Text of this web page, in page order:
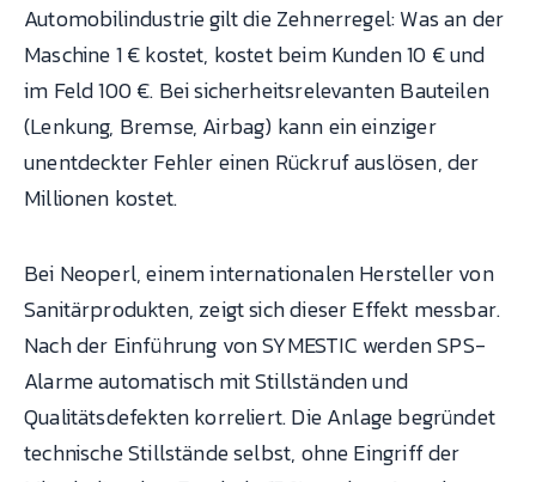
Automobilindustrie gilt die Zehnerregel: Was an der
Maschine 1 € kostet, kostet beim Kunden 10 € und
im Feld 100 €. Bei sicherheitsrelevanten Bauteilen
(Lenkung, Bremse, Airbag) kann ein einziger
unentdeckter Fehler einen Rückruf auslösen, der
Millionen kostet.
Bei Neoperl, einem internationalen Hersteller von
Sanitärprodukten, zeigt sich dieser Effekt messbar.
Nach der Einführung von SYMESTIC werden SPS-
Alarme automatisch mit Stillständen und
Qualitätsdefekten korreliert. Die Anlage begründet
technische Stillstände selbst, ohne Eingriff der